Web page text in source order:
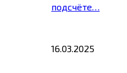
подсчёте…
16.03.2025